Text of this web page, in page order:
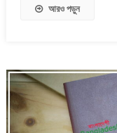
আরও পড়ুন